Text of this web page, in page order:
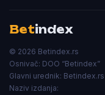
Betindex
© 2026 Betindex.rs
Osnivač: DOO “Betindex”
Glavni urednik: Betindex.rs
Naziv izdanja: